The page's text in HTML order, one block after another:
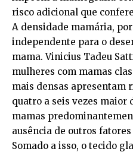
risco adicional que
A densidade mamária,
independente para o
mama. Vinicius Tadeu
mulheres com mamas
mais densas apresentam
quatro a seis vezes maior
mamas
ausência de outros
Somado a isso, o tecido